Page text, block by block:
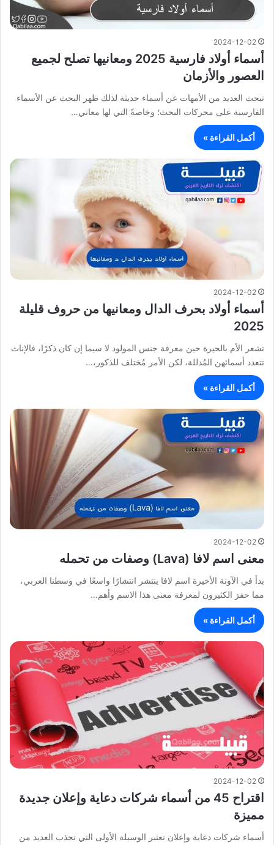
2024-12-02
أسماء أولاد فارسية 2025 ومعانيها تصلح لجميع
العصور والأزمان
تبحث العديد من الأمهات عن أسماء حديثة لذلك ظهر البحث عن الأسماء
الفارسية على محركات البحث؛ وخاصةً التي لها معاني…
أكمل القراءة »
2024-12-02
أسماء أولاد بحرف الدال ومعانيها من حروف قليلة
2025
تشعر الأم بالحيرة حين معرفة جنس المولود لا سيما إن كان ذكرًا، فالإناث
تتعدد أسمائهن المُدللة، لكن الأمر مُختلف للذكور،…
أكمل القراءة »
2024-12-02
معنى اسم لافا (Lava) وصفات من تحمله
بدأ في الآونة الأخيرة اسم لافا ينتشر انتشارًا واسعًا في وسطنا العربي،
مما حفز الكثيرون لمعرفة معنى هذا الاسم وأهم…
أكمل القراءة »
2024-12-02
اقتراح 45 من أسماء شركات دعاية وإعلان جديدة
مميزة
أسماء شركات دعاية وإعلان تعتبر الوسيلة الأولى التي تجذب العديد من